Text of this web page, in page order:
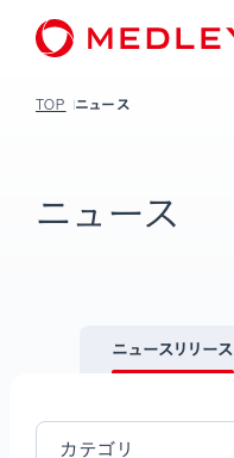
TOP ニュース
ニュース
ニュースリリース